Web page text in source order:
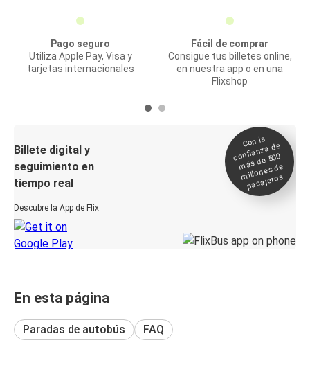
Pago seguro
Utiliza Apple Pay, Visa y
tarjetas internacionales
Fácil de comprar
Consigue tus billetes online,
en nuestra app o en una
Flixshop
Billete digital y
seguimiento en
tiempo real
Descubre la App de Flix
Con la
confianza de
más de 500
millones de
pasajeros
En esta página
Paradas de autobús FAQ